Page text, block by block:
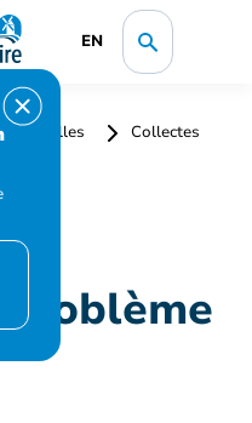
EN
Collectes
problème